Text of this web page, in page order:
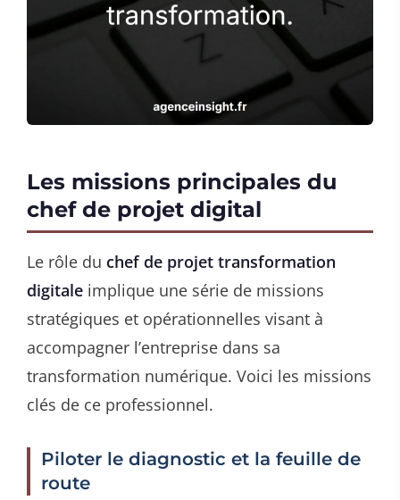
Les missions principales du
chef de projet digital
Le rôle du chef de projet transformation
digitale implique une série de missions
stratégiques et opérationnelles visant à
accompagner l’entreprise dans sa
transformation numérique. Voici les missions
clés de ce professionnel.
Piloter le diagnostic et la feuille de
route